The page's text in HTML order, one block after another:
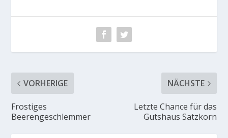
VORHERIGE
Frostiges
Beerengeschlemmer
NÄCHSTE
Letzte Chance für das
Gutshaus Satzkorn